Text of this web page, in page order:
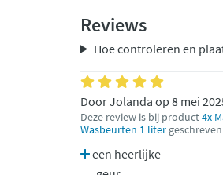
Reviews
Hoe controleren en
Door Jolanda op 8 mei
Deze review is bij product4x
Wasbeurten 1 liter geschreven
een heerlijke